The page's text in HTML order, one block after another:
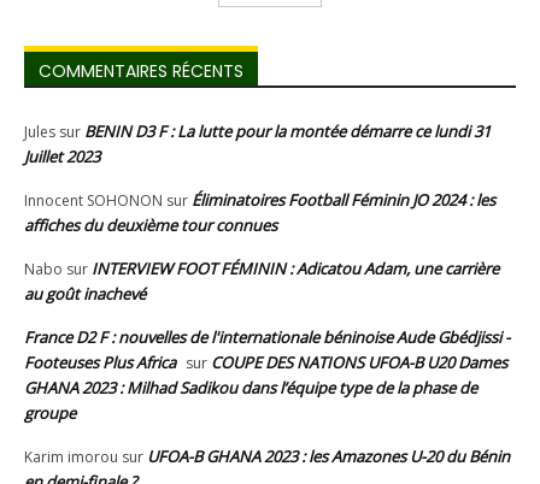
COMMENTAIRES RÉCENTS
Jules sur BENIN D3 F : La lutte pour la montée démarre ce lundi 31
Juillet 2023
Innocent SOHONON sur Éliminatoires Football Féminin JO 2024 : les
affiches du deuxième tour connues
Nabo sur INTERVIEW FOOT FÉMININ : Adicatou Adam, une carrière
au goût inachevé
France D2 F : nouvelles de l'internationale béninoise Aude Gbédjissi -
Footeuses Plus Africa sur COUPE DES NATIONS UFOA-B U20 Dames
GHANA 2023 : Milhad Sadikou dans l’équipe type de la phase de
groupe
Karim imorou sur UFOA-B GHANA 2023 : les Amazones U-20 du Bénin